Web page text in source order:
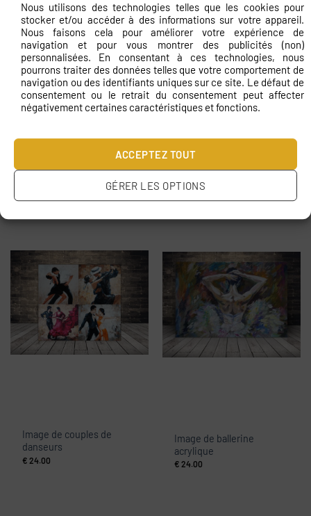
Nous utilisons des technologies telles que les cookies pour
stocker et/ou accéder à des informations sur votre appareil.
Nous faisons cela pour améliorer votre expérience de
navigation et pour vous montrer des publicités (non)
personnalisées. En consentant à ces technologies, nous
pourrons traiter des données telles que votre comportement de
navigation ou des identifiants uniques sur ce site. Le défaut de
consentement ou le retrait du consentement peut affecter
négativement certaines caractéristiques et fonctions.
ACCEPTEZ TOUT
GÉRER LES OPTIONS
€24.00
Image de couples de
danseurs
€ 24.00
Image de ballerine
acrylique
€ 24.00